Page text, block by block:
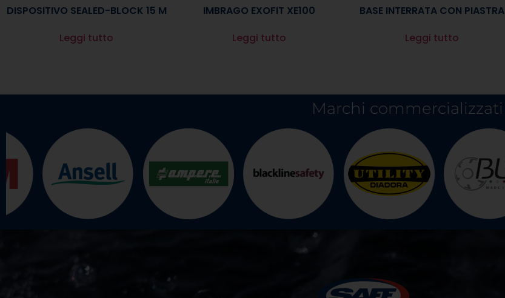
DISPOSITIVO SEALED-BLOCK 15 M
Leggi tutto
IMBRAGO EXOFIT XE100
Leggi tutto
BASE INTERRATA CON PIASTRA
Leggi tutto
Marchi commercializzati